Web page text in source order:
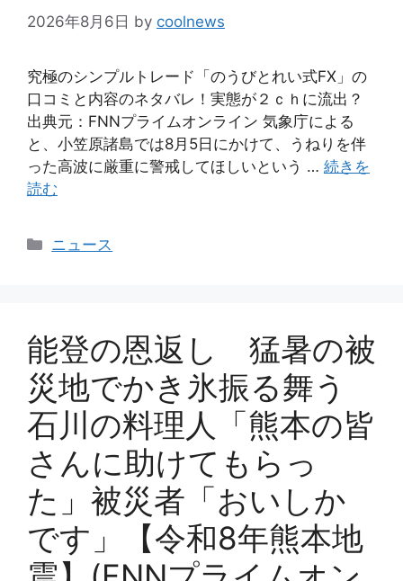
2026年8月6日 by coolnews
究極のシンプルトレード「のうびとれい式FX」の
口コミと内容のネタバレ！実態が２ｃｈに流出？
出典元：FNNプライムオンライン 気象庁による
と、小笠原諸島では8月5日にかけて、うねりを伴
った高波に厳重に警戒してほしいという … 続きを
読む
カ
ニュース
能登の恩返し 猛暑の被
災地でかき氷振る舞う
石川の料理人「熊本の皆
さんに助けてもらっ
た」被災者「おいしか
です」【令和8年熊本地